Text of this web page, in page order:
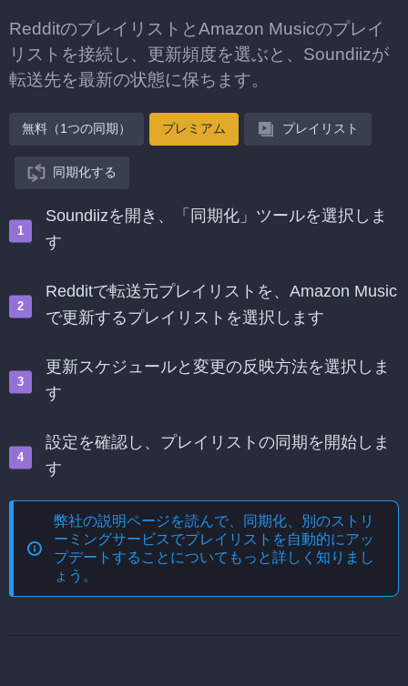
RedditのプレイリストとAmazon Musicのプレイ
リストを接続し、更新頻度を選ぶと、Soundiizが
転送先を最新の状態に保ちます。
無料（1つの同期） プレミアム プレイリスト
同期化する
Soundiizを開き、「同期化」ツールを選択しま
す
Redditで転送元プレイリストを、Amazon Music
で更新するプレイリストを選択します
更新スケジュールと変更の反映方法を選択しま
す
設定を確認し、プレイリストの同期を開始しま
す
弊社の説明ページを読んで、
同期化、別のストリ
ーミングサービスでプレイリストを自動的にアッ
プデートする ことについてもっと詳しく知りまし
ょう。